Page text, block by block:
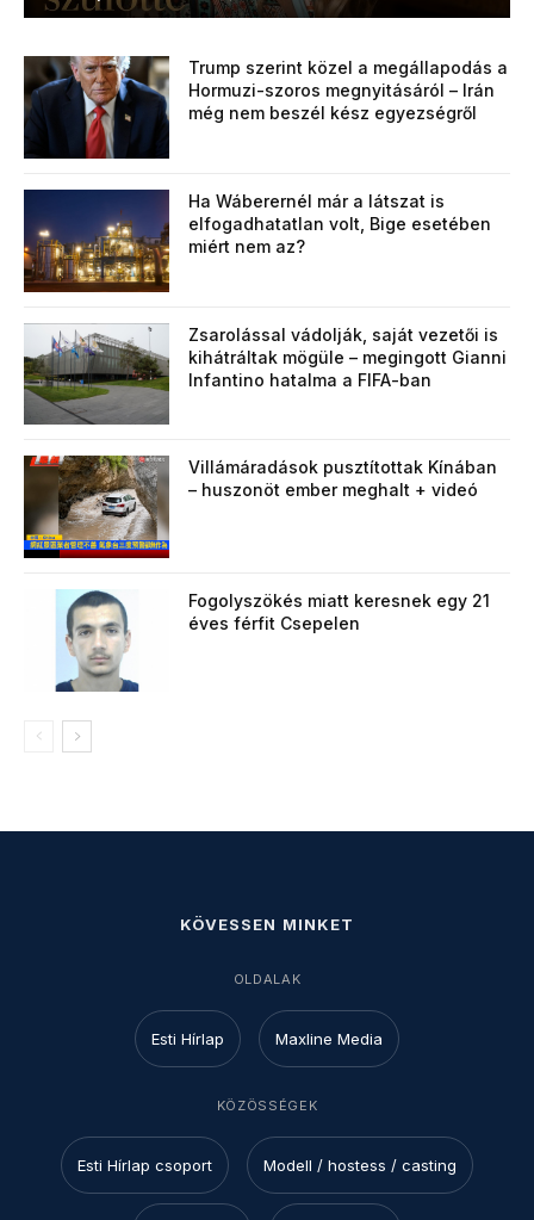
Trump szerint közel a megállapodás a
Hormuzi-szoros megnyitásáról – Irán
még nem beszél kész egyezségről
Ha Wáberernél már a látszat is
elfogadhatatlan volt, Bige esetében
miért nem az?
Zsarolással vádolják, saját vezetői is
kihátráltak mögüle – megingott Gianni
Infantino hatalma a FIFA-ban
Villámáradások pusztítottak Kínában
– huszonöt ember meghalt + videó
Fogolyszökés miatt keresnek egy 21
éves férfit Csepelen
KÖVESSEN MINKET
OLDALAK
Esti Hírlap Maxline Media
KÖZÖSSÉGEK
Esti Hírlap csoport Modell / hostess / casting